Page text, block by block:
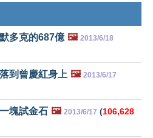
多克的687億 🖼️ 2013/6/18
到曾慶紅身上 🖼️ 2013/6/17
塊試金石 🖼️ 2013/6/17 (106,628